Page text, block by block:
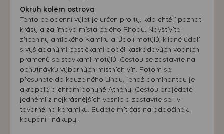
Okruh kolem ostrova
Tento celodenní výlet je určen pro ty, kdo chtějí poznat
krásy a zajímavá místa celého Rhodu. Navštívíte
zříceniny antického Kamiru a Údolí motýlů, klidné údolí
s vyšlapanými cestičkami podél kaskádových vodních
pramenů se stovkami motýlů. Cestou se zastavíte na
ochutnávku výborných místních vín. Potom se
přesunete do kouzelného Lindu, jehož dominantou je
akropole a chrám bohyně Athény. Cestou projedete
jedněmi z nejkrásnějších vesnic a zastavíte se i v
továrně na keramiku. Budete mít čas na odpočinek,
koupání i nákupy.